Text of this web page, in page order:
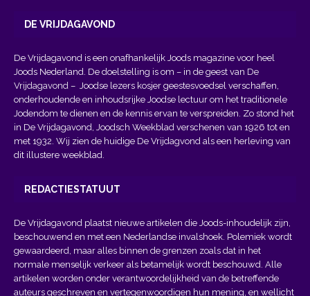
DE VRIJDAGAVOND
De Vrijdagavond is een onafhankelijk Joods magazine voor heel
Joods Nederland. De doelstelling is om – in de geest van De
Vrijdagavond – Joodse lezers kosjer geestesvoedsel verschaffen,
onderhoudende en inhoudsrijke Joodse lectuur om het traditionele
Jodendom te dienen en de kennis ervan te verspreiden. Zo stond het
in De Vrijdagavond, Joodsch Weekblad verschenen van 1926 tot en
met 1932. Wij zien de huidige De Vrijdagvond als een herleving van
dit illustere weekblad.
REDACTIESTATUUT
De Vrijdagavond plaatst nieuwe artikelen die Joods-inhoudelijk zijn,
beschouwend en met een Nederlandse invalshoek. Polemiek wordt
gewaardeerd, maar alles binnen de grenzen zoals dat in het
normale menselijk verkeer als betamelijk wordt beschouwd. Alle
artikelen worden onder verantwoordelijkheid van de betreffende
auteurs geschreven en vertegenwoordigen hun mening, en wellicht